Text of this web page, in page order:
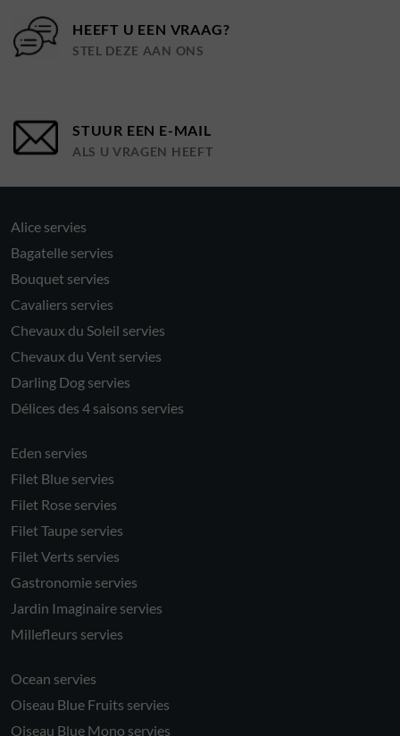
HEEFT U EEN VRAAG?
STEL DEZE AAN ONS
STUUR EEN E-MAIL
ALS U VRAGEN HEEFT
Alice servies
Bagatelle servies
Bouquet servies
Cavaliers servies
Chevaux du Soleil servies
Chevaux du Vent servies
Darling Dog servies
Délices des 4 saisons servies
Eden servies
Filet Blue servies
Filet Rose servies
Filet Taupe servies
Filet Verts servies
Gastronomie servies
Jardin Imaginaire servies
Millefleurs servies
Ocean servies
Oiseau Blue Fruits servies
Oiseau Blue Mono servies